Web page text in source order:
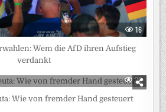
16
Wem die AfD ihren Aufstieg
verdankt
25
Wie von fremder Hand gesteuert